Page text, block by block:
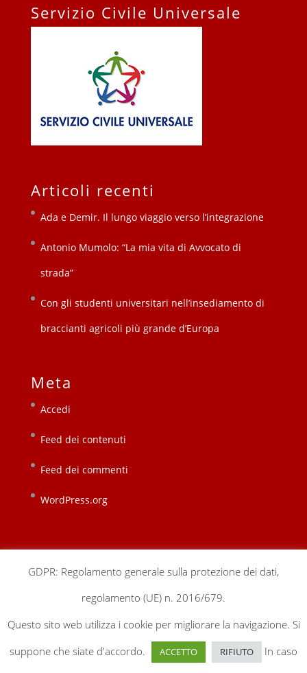
Servizio Civile Universale
Articoli recenti
Ada e Demir. Il lungo viaggio verso l’integrazione
Antonio Mumolo: “La mia vita di Avvocato di
strada”
Con gli studenti universitari nell’insediamento di
braccianti agricoli più grande d’Europa
Meta
Accedi
Feed dei contenuti
Feed dei commenti
WordPress.org
sedi locali sostienici
contatti
gestionale
privacy & cookie policy
GDPR: Regolamento generale sulla protezione dei dati,
regolamento (UE) n. 2016/679.
Questo sito web utilizza i cookie per migliorare la navigazione. Si
suppone che siate d'accordo.
ACCETTO RIFIUTO
In caso